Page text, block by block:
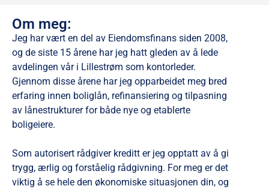
Om meg:
Jeg har vært en del av Eiendomsfinans siden 2008,
og de siste 15 årene har jeg hatt gleden av å lede
avdelingen vår i Lillestrøm som kontorleder.
Gjennom disse årene har jeg opparbeidet meg bred
erfaring innen boliglån, refinansiering og tilpasning
av lånestrukturer for både nye og etablerte
boligeiere.
Som autorisert rådgiver kreditt er jeg opptatt av å gi
trygg, ærlig og forståelig rådgivning. For meg er det
viktig å se hele den økonomiske situasjonen din, og